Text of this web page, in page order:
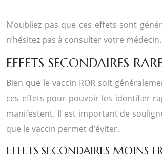
N’oubliez pas que ces effets sont
n’hésitez pas à consulter votre médecin.
EFFETS SECONDAIRES
Bien que le vaccin ROR soit
ces effets pour pouvoir les identifier
manifestent. Il est important de
que le vaccin permet d’éviter.
EFFETS SECONDAIRES MOINS